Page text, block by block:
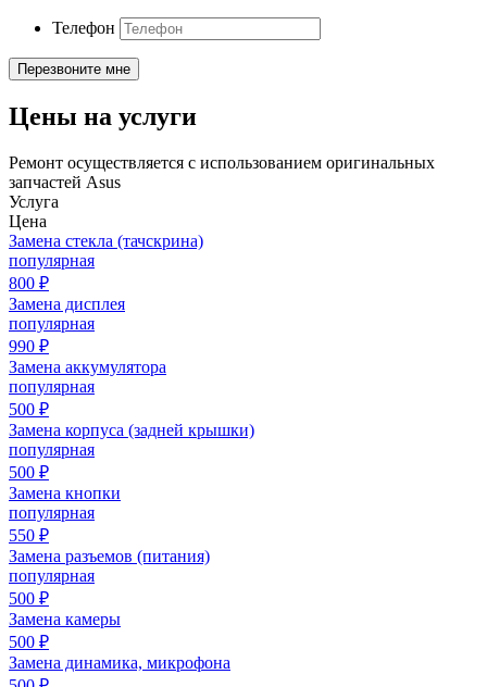
Телефон
Цены на услуги
Ремонт осуществляется с использованием оригинальных
запчастей Asus
Услуга
Цена
Замена стекла (тачскрина)
популярная
800 ₽
Замена дисплея
популярная
990 ₽
Замена аккумулятора
популярная
500 ₽
Замена корпуса (задней крышки)
популярная
500 ₽
Замена кнопки
популярная
550 ₽
Замена разъемов (питания)
популярная
500 ₽
Замена камеры
500 ₽
Замена динамика, микрофона